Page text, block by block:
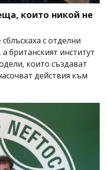
които никой не
с отделни
британският институт
които създават
действия към